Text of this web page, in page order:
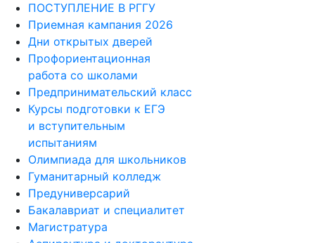
ПОСТУПЛЕНИЕ В РГГУ
Приемная кампания 2026
Дни открытых дверей
Профориентационная
работа со школами
Предпринимательский класс
Курсы подготовки к ЕГЭ
и вступительным
испытаниям
Олимпиада для школьников
Гуманитарный колледж
Предуниверсарий
Бакалавриат и специалитет
Магистратура